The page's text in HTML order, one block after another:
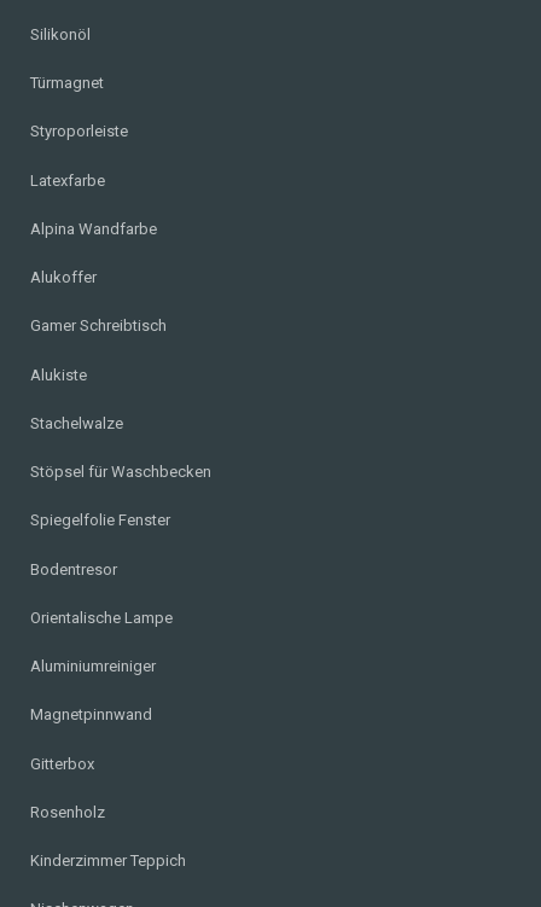
Silikonöl
Türmagnet
Styroporleiste
Latexfarbe
Alpina Wandfarbe
Alukoffer
Gamer Schreibtisch
Alukiste
Stachelwalze
Stöpsel für Waschbecken
Spiegelfolie Fenster
Bodentresor
Orientalische Lampe
Aluminiumreiniger
Magnetpinnwand
Gitterbox
Rosenholz
Kinderzimmer Teppich